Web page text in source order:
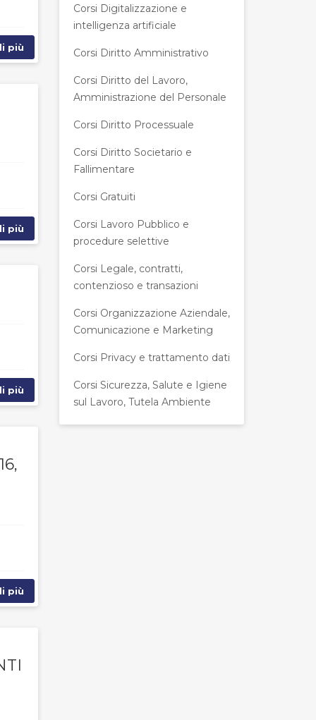
più
più
più
più
Corsi Digitalizzazione e
intelligenza artificiale
Corsi Diritto Amministrativo
Corsi Diritto del Lavoro,
Amministrazione del Personale
Corsi Diritto Processuale
Corsi Diritto Societario e
Fallimentare
Corsi Gratuiti
Corsi Lavoro Pubblico e
procedure selettive
Corsi Legale, contratti,
contenzioso e transazioni
Corsi Organizzazione Aziendale,
Comunicazione e Marketing
Corsi Privacy e trattamento dati
Corsi Sicurezza, Salute e Igiene
sul Lavoro, Tutela Ambiente